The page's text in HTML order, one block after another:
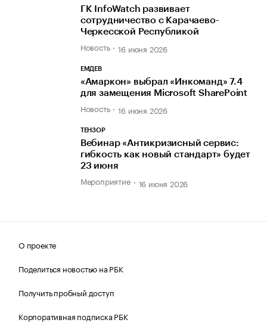
ГК InfoWatch развивает
сотрудничество с Карачаево-
Черкесской Республикой
Новость 16 июня 2026
ЕМДЕВ
«Амаркон» выбрал «Инкоманд» 7.4
для замещения Microsoft SharePoint
Новость 16 июня 2026
ТЕНЗОР
Вебинар «Антикризисный сервис:
гибкость как новый стандарт» будет
23 июня
Мероприятие 16 июня 2026
О проекте
Поделиться новостью на РБК
Получить пробный доступ
Корпоративная подписка РБК